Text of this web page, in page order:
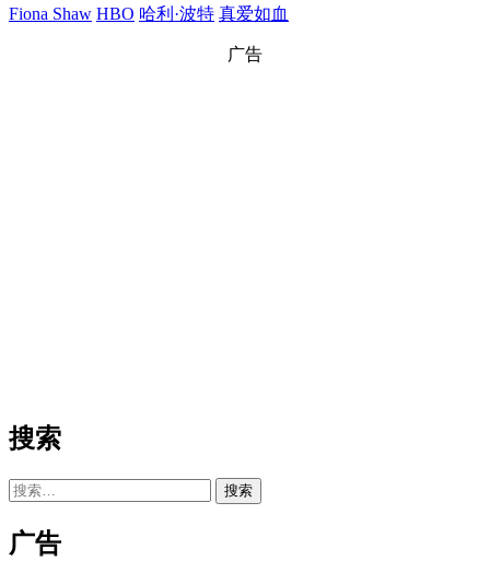
Fiona Shaw HBO 哈利·波特 真爱如血
广告
搜索
搜
广告